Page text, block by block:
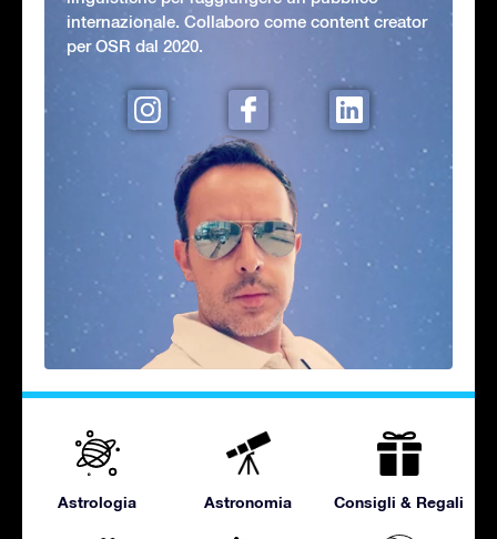
internazionale. Collaboro come content creator
per OSR dal 2020.
Astrologia Astronomia Consigli & Regali